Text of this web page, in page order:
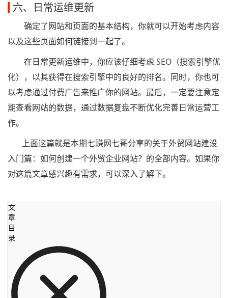
六、日常运维更新
确定了网站和页面的基本结构，你就可以开始考虑内容
以及这些页面如何链接到一起了。
在日常更新运维中，你应该仔细考虑 SEO（搜索引擎优
化），以其获得在搜索引擎中的良好的排名。同时，你也可
以考虑通过付费广告来推广你的网站。最后，一定要注意定
期查看网站的数据，通过数据复盘不断优化完善日常运营工
作。
上面这篇就是本期七赚网七哥分享的关于外贸网站建设
入门篇：如何创建一个外贸企业网站？的全部内容。如果你
对这篇文章感兴趣有需求，可以深入了解下。
文
章
目
录